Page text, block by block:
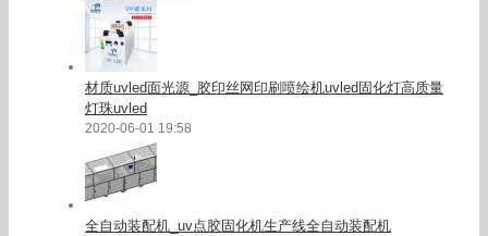
材质uvled面光源_胶印丝网印刷喷绘机uvled固化灯高质量
灯珠uvled
2020-06-01 19:58
全自动装配机_uv点胶固化机生产线全自动装配机